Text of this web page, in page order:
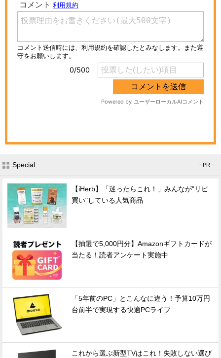
Special - PR -
【iHerb】「迷ったらこれ！」みんなが"リピ
買い"している人気商品
【抽選で5,000円分】Amazonギフトカードが
当たる！読者アンケート実施中
「5年前のPC」とこんなに違う！予算10万円
台前半で実現する快適PCライフ
これから選ぶ新型TVはこれ！失敗しない選び